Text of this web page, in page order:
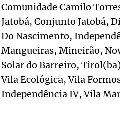
Comunidade Camilo
Jatobá, Conjunto Jatobá,
Do Nascimento,
Mangueiras, Mineirão,
Solar do Barreiro,
Vila Ecológica, Vila
Independência IV, Vila